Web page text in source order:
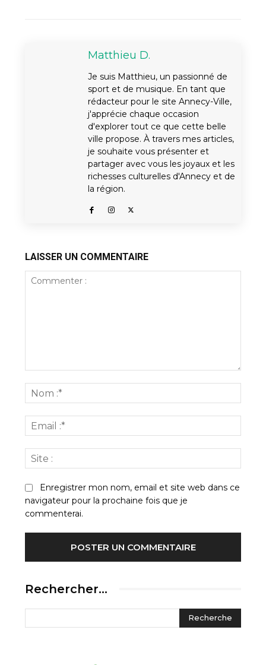
Matthieu D.
Je suis Matthieu, un passionné de
sport et de musique. En tant que
rédacteur pour le site Annecy-Ville,
j'apprécie chaque occasion
d'explorer tout ce que cette belle
ville propose. À travers mes articles,
je souhaite vous présenter et
partager avec vous les joyaux et les
richesses culturelles d'Annecy et de
la région.
LAISSER UN COMMENTAIRE
:*
:*
:
Enregistrer mon nom, email et site web dans ce
navigateur pour la prochaine fois que je
commenterai.
Rechercher…